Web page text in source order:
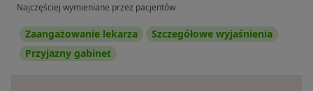
Najczęściej wymieniane przez pacjentów
Zaangażowanie lekarza
Szczegółowe wyjaśnienia
Przyjazny gabinet